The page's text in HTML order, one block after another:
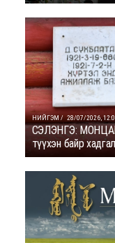
НИЙГЭМ / 28/07/2026,
СЭЛЭНГЭ:
түүхэн байр